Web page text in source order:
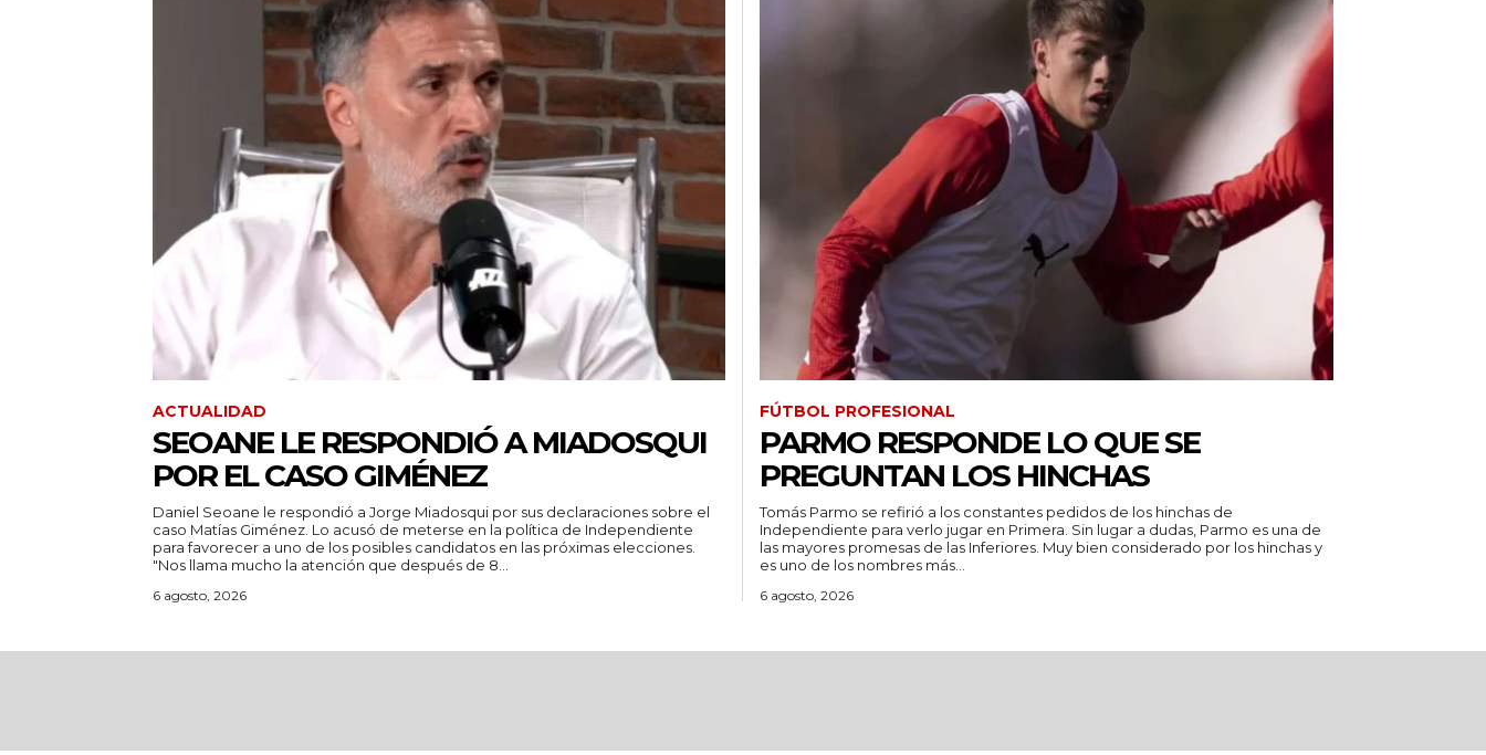
ACTUALIDAD
SEOANE LE RESPONDIÓ A MIADOSQUI
POR EL CASO GIMÉNEZ
Daniel Seoane le respondió a Jorge Miadosqui por sus declaraciones sobre el
caso Matías Giménez. Lo acusó de meterse en la política de Independiente
para favorecer a uno de los posibles candidatos en las próximas elecciones.
"Nos llama mucho la atención que después de 8...
6 agosto, 2026
FÚTBOL PROFESIONAL
PARMO RESPONDE LO QUE SE
PREGUNTAN LOS HINCHAS
Tomás Parmo se refirió a los constantes pedidos de los hinchas de
Independiente para verlo jugar en Primera. Sin lugar a dudas, Parmo es una de
las mayores promesas de las Inferiores. Muy bien considerado por los hinchas y
es uno de los nombres más...
6 agosto, 2026